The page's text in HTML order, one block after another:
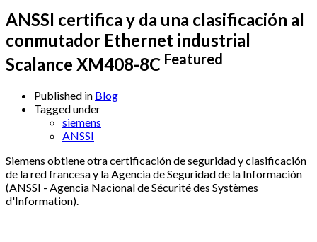
ANSSI certifica y da una clasificación al
conmutador Ethernet industrial
Scalance XM408-8C Featured
Published in Blog
Tagged under
siemens
ANSSI
Siemens obtiene otra certificación de seguridad y clasificación
de la red francesa y la Agencia de Seguridad de la Información
(ANSSI - Agencia Nacional de Sécurité des Systèmes
d'Information).